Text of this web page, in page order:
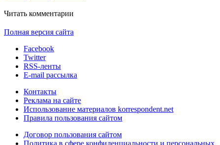
Читать комментарии
Полная версия сайта
Facebook
Twitter
RSS-ленты
E-mail рассылка
Контакты
Реклама на сайте
Использование материалов korrespondent.net
Правила пользования сайтом
Договор пользования сайтом
Политика в сфере конфиденциальности и персональных